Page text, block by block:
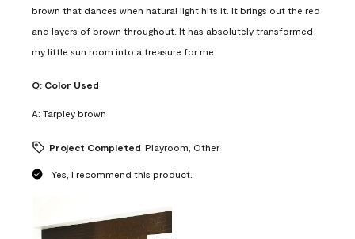
brown that dances when natural light hits it. It brings out the red
and layers of brown throughout. It has absolutely transformed
my little sun room into a treasure for me.
Q: Color Used
A: Tarpley brown
Project Completed Playroom, Other
Yes, I recommend this product.